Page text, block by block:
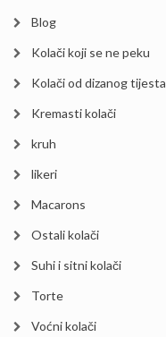
Blog
Kolači koji se ne peku
Kolači od dizanog tijesta
Kremasti kolači
kruh
likeri
Macarons
Ostali kolači
Suhi i sitni kolači
Torte
Voćni kolači